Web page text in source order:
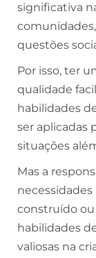
significativa
questões
Por isso, ter
qualidade
habilidades
ser aplicadas
situações
Mas a
construído ou
habilidades
valiosas na